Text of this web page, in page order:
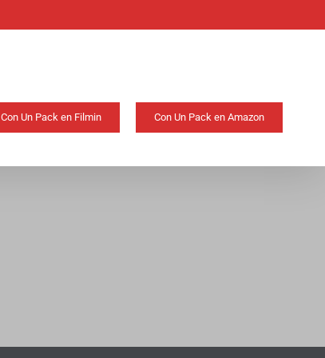
Con Un Pack en Filmin Con Un Pack en Amazon